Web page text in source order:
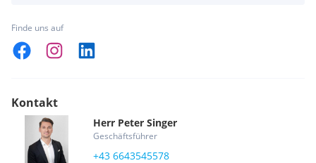
zu setzen. Dies gelingt uns durch innovative Strategien,
konkurrenzloser Qualität und beständige
Unternehmenswerte.
schreiben willst, freuen wir uns dich im TeamWohnWerk
willkommen zu heißen.
Finde uns auf
Kontakt
Herr Peter Singer
Geschäftsführer
+43 6643545578